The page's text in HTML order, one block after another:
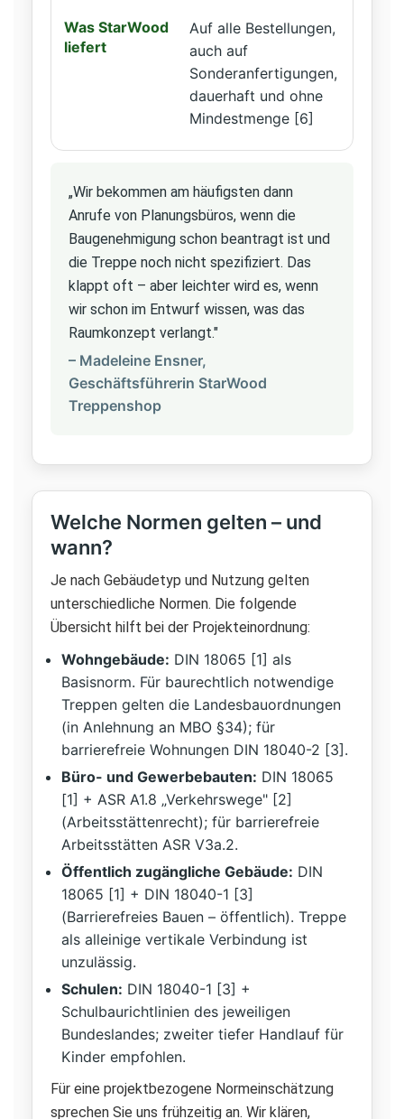
Auf alle Bestellungen,
auch auf
Sonderanfertigungen,
dauerhaft und ohne
Mindestmenge [6]
„Wir bekommen am häufigsten dann
Anrufe von Planungsbüros, wenn die
Baugenehmigung schon beantragt ist und
die Treppe noch nicht spezifiziert. Das
klappt oft – aber leichter wird es, wenn
wir schon im Entwurf wissen, was das
Raumkonzept verlangt."
– Madeleine Ensner,
Geschäftsführerin StarWood
Treppenshop
Welche Normen gelten – und
wann?
Je nach Gebäudetyp und Nutzung gelten
unterschiedliche Normen. Die folgende
Übersicht hilft bei der Projekteinordnung:
Wohngebäude: DIN 18065 [1] als
Basisnorm. Für baurechtlich notwendige
Treppen gelten die Landesbauordnungen
(in Anlehnung an MBO §34); für
barrierefreie Wohnungen DIN 18040-2 [3].
Büro- und Gewerbebauten: DIN 18065
[1] + ASR A1.8 „Verkehrswege" [2]
(Arbeitsstättenrecht); für barrierefreie
Arbeitsstätten ASR V3a.2.
Öffentlich zugängliche Gebäude: DIN
18065 [1] + DIN 18040-1 [3]
(Barrierefreies Bauen – öffentlich). Treppe
als alleinige vertikale Verbindung ist
unzulässig.
Schulen: DIN 18040-1 [3] +
Schulbaurichtlinien des jeweiligen
Bundeslandes; zweiter tiefer Handlauf für
Kinder empfohlen.
Für eine projektbezogene Normeinschätzung
sprechen Sie uns frühzeitig an. Wir klären,